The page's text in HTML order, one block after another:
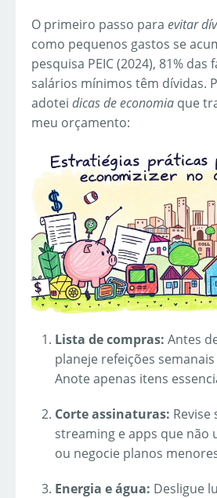
O primeiro passo para evitar
como pequenos gastos se
pesquisa PEIC (2024), 81%
salários mínimos têm dívidas.
adotei dicas de economia que
meu orçamento:
Lista de compras: Antes
planeje refeições
Anote apenas itens
Corte assinaturas: Revise
streaming e apps que não
ou negocie planos
Energia e água: Desligue